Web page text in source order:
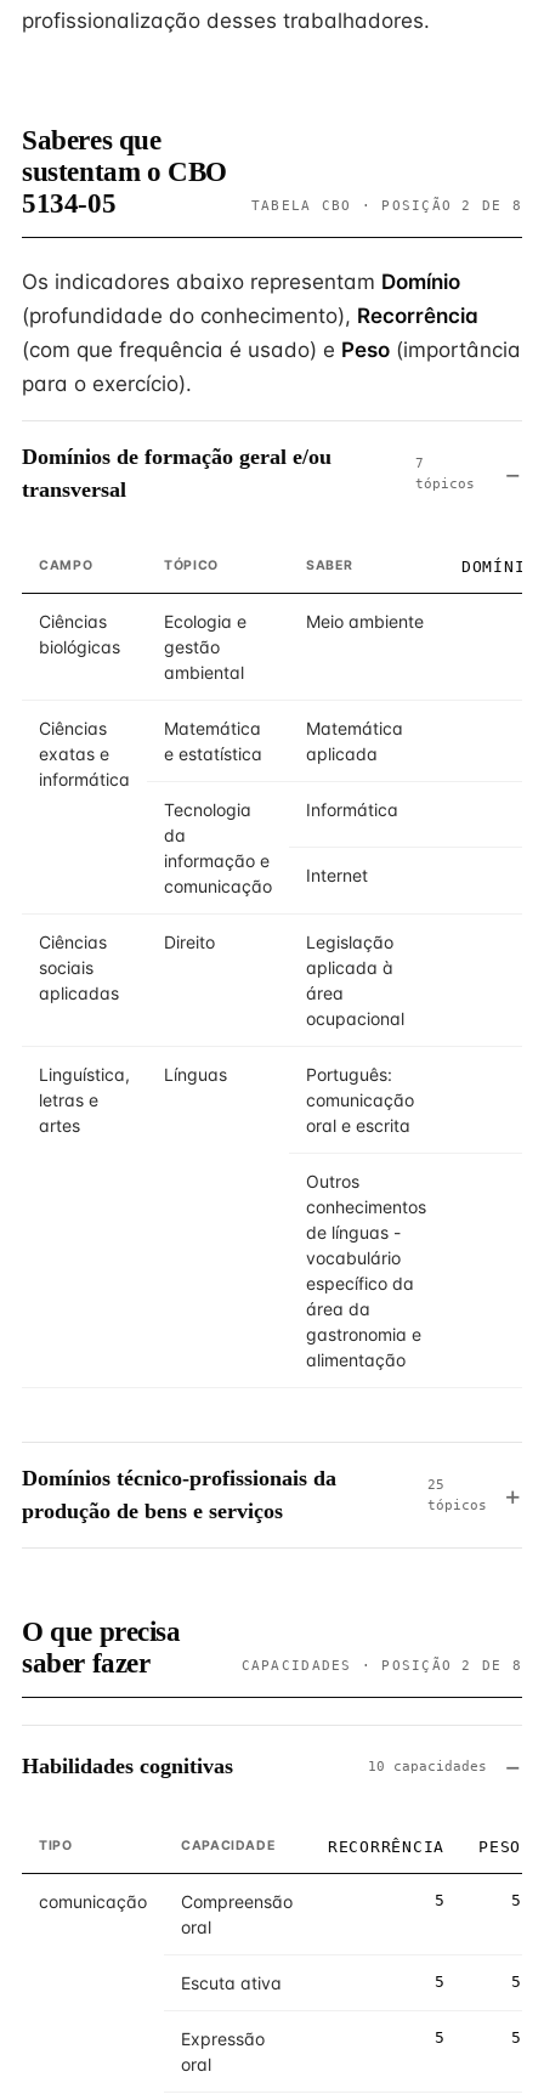
profissionalização desses trabalhadores.
Saberes que
sustentam o CBO
5134-05
TABELA CBO · POSIÇÃO 2 DE 8
Os indicadores abaixo representam Domínio
(profundidade do conhecimento), Recorrência
(com que frequência é usado) e Peso (importância
para o exercício).
Domínios de formação geral e/ou
transversal
7
tópicos
CAMPO TÓPICO SABER DOMÍNIO
Ciências
biológicas
Ecologia e
gestão
ambiental
Meio ambiente
Ciências
exatas e
informática
Matemática
e estatística
Matemática
aplicada
Tecnologia
da
informação e
comunicação
Informática
Internet
Ciências
sociais
aplicadas
Direito
Legislação
aplicada à
área
ocupacional
Linguística,
letras e
artes
Línguas
Português:
comunicação
oral e escrita
Outros
conhecimentos
de línguas -
vocabulário
específico da
área da
gastronomia e
alimentação
Domínios técnico-profissionais da
produção de bens e serviços
25
tópicos
O que precisa
saber fazer
CAPACIDADES · POSIÇÃO 2 DE 8
Habilidades cognitivas 10 capacidades
TIPO CAPACIDADE RECORRÊNCIA PESO
comunicação
Compreensão
oral
5 5
Escuta ativa 5 5
Expressão
oral
5 5